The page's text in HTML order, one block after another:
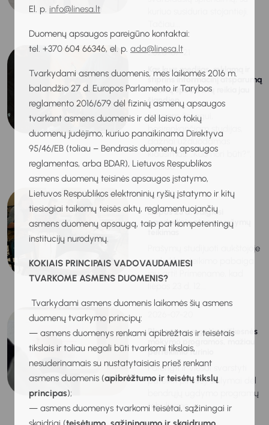
El. p. info@linesa.lt
Duomenų apsaugos pareigūno kontaktai:
tel. +370 604 66346, el. p. ada@linesa.lt
Tvarkydami asmens duomenis, mes laikomės 2016 m.
balandžio 27 d. Europos Parlamento ir Tarybos
reglamento 2016/679 dėl fizinių asmenų apsaugos
tvarkant asmens duomenis ir dėl laisvo tokių
duomenų judėjimo, kuriuo panaikinama Direktyva
95/46/EB (toliau – Bendrasis duomenų apsaugos
reglamentas, arba BDAR), Lietuvos Respublikos
asmens duomenų teisinės apsaugos įstatymo,
Lietuvos Respublikos elektroninių ryšių įstatymo ir kitų
tiesiogiai taikomų teisės aktų, reglamentuojančių
asmens duomenų apsaugą, taip pat kompetentingų
institucijų nurodymų.
KOKIAIS PRINCIPAIS VADOVAUDAMIESI
TVARKOME ASMENS DUOMENIS?
Tvarkydami asmens duomenis laikomės šių asmens
duomenų tvarkymo principų:
— asmens duomenys renkami apibrėžtais ir teisėtais
tikslais ir toliau negali būti tvarkomi tikslais,
nesuderinamais su nustatytaisiais prieš renkant
asmens duomenis (apibrėžtumo ir teisėtų tikslų
principas);
— asmens duomenys tvarkomi teisėtai, sąžiningai ir
2026-07-21
Kas kurs medijas, reklamą ir
stiprins informacinį atsparumą
– tokių specialistų reikia jau
šiandien
Jaunam žmogui,
besirenkančiam studijas,
dažnai užduodamas
klausimas: „Kuo nori būti?“.
Tačiau...
2026-07-20
Liepos 23 d. baigiasi
pagrindinio etapo prašymų
teikimas
Prašymų studijuoti aukštojoje
mokykloje teikimo pabaiga
jau arti! Primename, kad
Planas nuo rugsėjo: aiškesnės
mokymo programos, mažiau
perteklinio turinio
Parengti ir viešai svarstyti
pateikti pirmieji siūlymai dėl
bendrųjų ugdymo programų
tobulinimo,...